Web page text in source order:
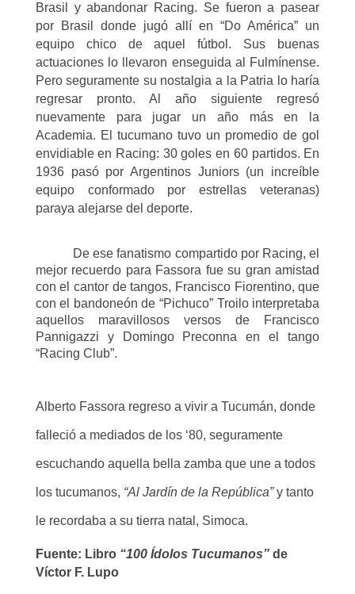
Brasil y abandonar Racing. Se fueron a pasear
por Brasil donde jugó allí en “Do América” un
equipo chico de aquel fútbol. Sus buenas
actuaciones lo llevaron enseguida al Fulmínense.
Pero seguramente su nostalgia a la Patria lo haría
regresar pronto. Al año siguiente regresó
nuevamente para jugar un año más en la
Academia. El tucumano tuvo un promedio de gol
envidiable en Racing: 30 goles en 60 partidos. En
1936 pasó por Argentinos Juniors (un increíble
equipo conformado por estrellas veteranas)
paraya alejarse del deporte.
De ese fanatismo compartido por Racing, el
mejor recuerdo para Fassora fue su gran amistad
con el cantor de tangos, Francisco Fiorentino, que
con el bandoneón de “Pichuco” Troilo interpretaba
aquellos maravillosos versos de Francisco
Pannigazzi y Domingo Preconna en el tango
“Racing Club”.
Alberto Fassora regreso a vivir a Tucumán, donde
falleció a mediados de los ‘80, seguramente
escuchando aquella bella zamba que une a todos
los tucumanos, “Al Jardín de la República”y tanto
le recordaba a su tierra natal, Simoca.
Fuente: Libro “100 Ídolos Tucumanos”de
Víctor F. Lupo